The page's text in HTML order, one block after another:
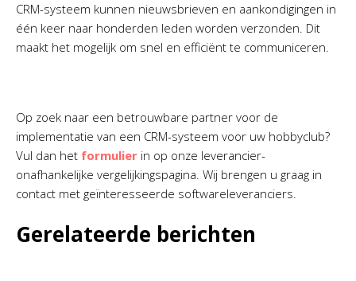
CRM-systeem kunnen nieuwsbrieven en aankondigingen in
één keer naar honderden leden worden verzonden. Dit
maakt het mogelijk om snel en efficiënt te communiceren.
Op zoek naar een betrouwbare partner voor de
implementatie van een CRM-systeem voor uw hobbyclub?
Vul dan het formulier in op onze leverancier-
onafhankelijke vergelijkingspagina. Wij brengen u graag in
contact met geïnteresseerde softwareleveranciers.
Gerelateerde berichten